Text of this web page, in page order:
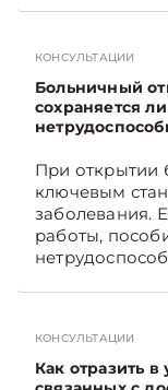
связанных с
мест общего
контрольно-­
порядок их
экономике
TelegramViber
КОНСУЛЬТАЦИИ
Больничный
сохраняется
При открытии
ключевым
заболевания.
работы,
КОНСУЛЬТАЦИИ
Как отразить в